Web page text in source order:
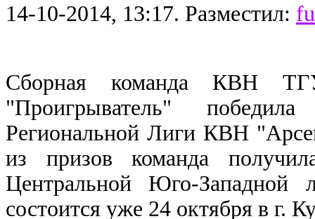
14-10-2014, 13:17. Разместил:
Сборная команда КВН
"Проигрыватель"
Региональной Лиги КВН
из призов команда
Центральной Юго-
состоится уже 24 октября в г.